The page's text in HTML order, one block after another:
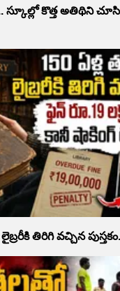
స్కూల్లో కొత్త అతిథిని
తిరిగి వచ్చిన